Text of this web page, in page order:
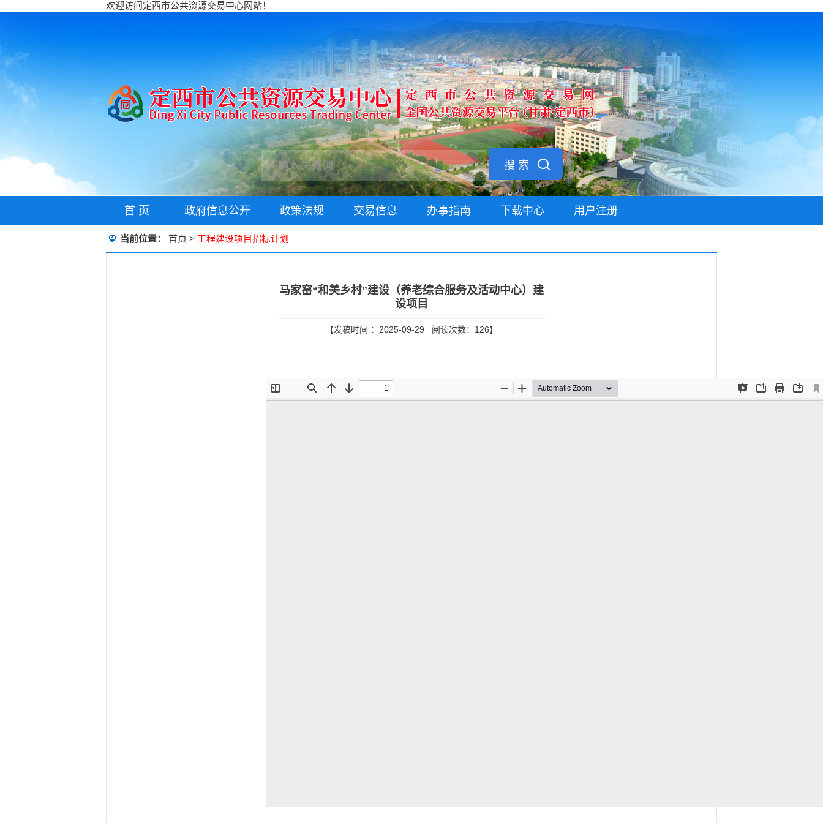
欢迎访问定西市公共资源交易中心网站！
搜 索
首 页 政府信息公开 政策法规 交易信息 办事指南 下载中心 用户注册
当前位置： 首页 > 工程建设项目招标计划
马家窑“和美乡村”建设（养老综合服务及活动中心）建
设项目
【发稿时间 ：2025-09-29 阅读次数： 126】